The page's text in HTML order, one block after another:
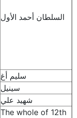
السلطان أحمد الأول
سليم أغ
سينيل
شهيد علي
The whole of 12th